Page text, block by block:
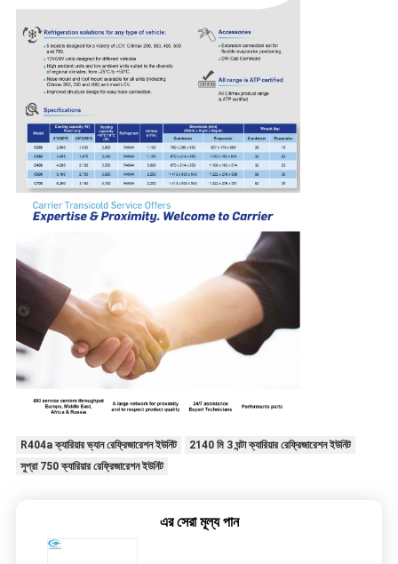
R404a ক্যারিয়ার ভ্যান রেফ্রিজারেশন ইউনিট
2140 মি 3 ঘন্টা ক্যারিয়ার রেফ্রিজারেশন ইউনিট
সুপ্রা 750 ক্যারিয়ার রেফ্রিজারেশন ইউনিট
এর সেরা মূল্য পান